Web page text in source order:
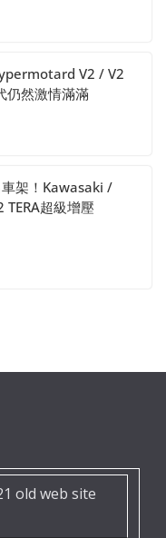
V2 / V2
仍然激情滿滿
架！Kawasaki /
超級增壓
old web site